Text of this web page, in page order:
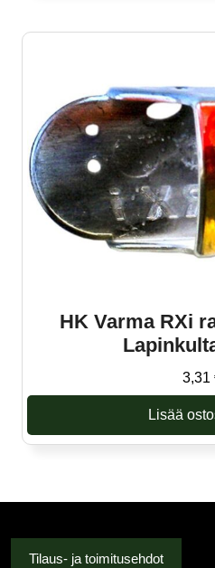
HK Varma RXi
3,31
Lisää
Tilaus- ja toimitusehdot